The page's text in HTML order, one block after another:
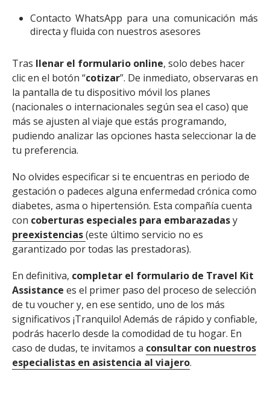
Contacto WhatsApp para una comunicación más
directa y fluida con nuestros asesores
Tras llenar el formulario online, solo debes hacer
clic en el botón “cotizar”. De inmediato, observaras en
la pantalla de tu dispositivo móvil los planes
(nacionales o internacionales según sea el caso) que
más se ajusten al viaje que estás programando,
pudiendo analizar las opciones hasta seleccionar la de
tu preferencia.
No olvides especificar si te encuentras en periodo de
gestación o padeces alguna enfermedad crónica como
diabetes, asma o hipertensión. Esta compañía cuenta
con coberturas especiales para embarazadasy
preexistencias(este último servicio no es
garantizado por todas las prestadoras).
En definitiva, completar el formulario de Travel Kit
Assistance es el primer paso del proceso de selección
de tu voucher y, en ese sentido, uno de los más
significativos ¡Tranquilo! Además de rápido y confiable,
podrás hacerlo desde la comodidad de tu hogar. En
caso de dudas, te invitamos a consultar con nuestros
especialistas en asistencia al viajero.